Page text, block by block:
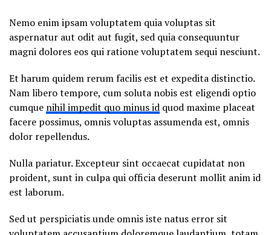
Nemo enim ipsam voluptatem quia voluptas sit
aspernatur aut odit aut fugit, sed quia consequuntur
magni dolores eos qui ratione voluptatem sequi nesciunt.
Et harum quidem rerum facilis est et expedita distinctio.
Nam libero tempore, cum soluta nobis est eligendi optio
cumque nihil impedit quo minus id quod maxime placeat
facere possimus, omnis voluptas assumenda est, omnis
dolor repellendus.
Nulla pariatur. Excepteur sint occaecat cupidatat non
proident, sunt in culpa qui officia deserunt mollit anim id
est laborum.
Sed ut perspiciatis unde omnis iste natus error sit